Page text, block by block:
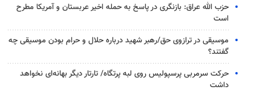
حزب الله عراق: بازنگری در پاسخ به حمله اخیر عربستان و آمریکا مطرح
است
موسیقی در ترازوی حق/رهبر شهید درباره حلال و حرام بودن موسیقی چه
گفتند؟
حرکت سرمربی پرسپولیس روی لبه پرتگاه/ تارتار دیگر بهانه‌ای نخواهد
داشت